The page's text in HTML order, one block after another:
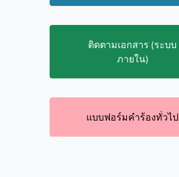
ติดตามเอกสาร (ระบบ
ภายใน)
แบบฟอร์มคำร้องทั่วไป